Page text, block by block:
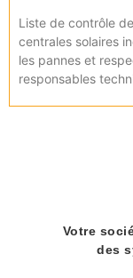
Liste de contrôle
centrales solaires
les pannes et
responsables
Votre
des